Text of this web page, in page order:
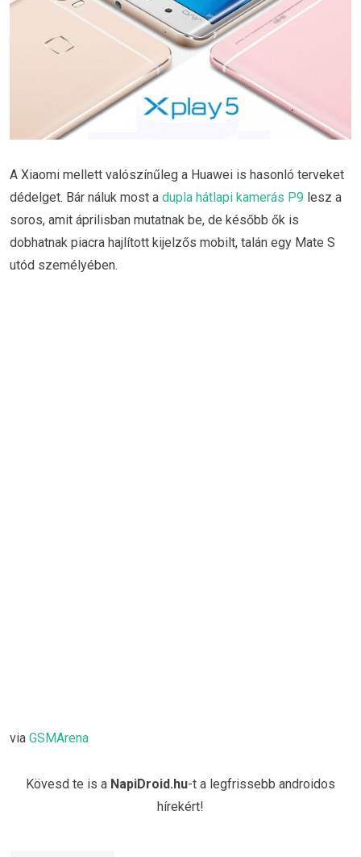
A Xiaomi mellett valószínűleg a Huawei is hasonló terveket
dédelget. Bár náluk most a dupla hátlapi kamerás P9 lesz a
soros, amit áprilisban mutatnak be, de később ők is
dobhatnak piacra hajlított kijelzős mobilt, talán egy Mate S
utód személyében.
via GSMArena
Kövesd te is a NapiDroid.hu-t a legfrissebb androidos
hírekért!